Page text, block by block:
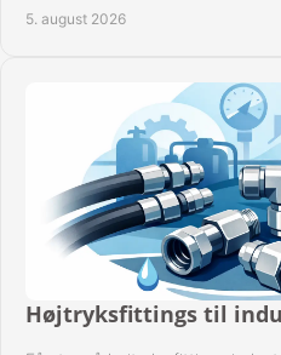
5. august 2026
Højtryksfittings til